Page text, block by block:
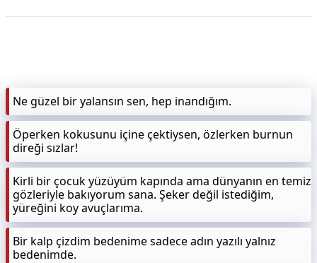
Ne güzel bir yalansın sen, hep inandığım.
Öperken kokusunu içine çektiysen, özlerken burnun
direği sızlar!
Kirli bir çocuk yüzüyüm kapında ama dünyanın en temiz
gözleriyle bakıyorum sana. Şeker değil istediğim,
yüreğini koy avuçlarıma.
Bir kalp çizdim bedenime sadece adın yazılı yalnız
bedenimde.